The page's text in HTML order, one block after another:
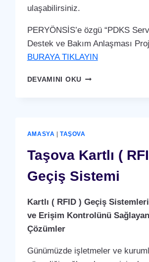
ulaşabilirsiniz.
PERYÖNSİS’e özgü “PDKS
Destek ve Bakım Anlaşması
BURAYA TIKLAYIN
DEVAMINI OKUGÖYNÜCEK
HIZMETI
AMASYA |TAŞOVA
Taşova Kartlı (
Geçiş Sistemi
Kartlı ( RFID ) Geçiş
ve Erişim Kontrolünü
Çözümler
Günümüzde işletmeler ve